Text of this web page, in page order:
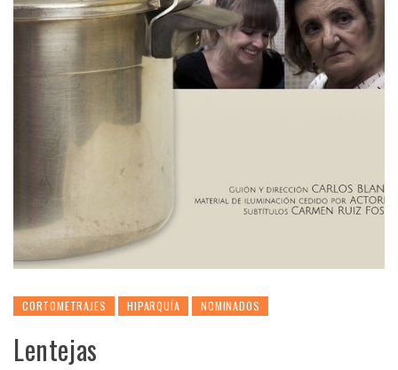
CORTOMETRAJES HIPARQUÍA NOMINADOS
Lentejas